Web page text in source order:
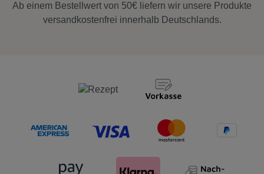
Ab einem Bestellwert von 50€ liefern wir unsere Produkte
versandkostenfrei innerhalb Deutschlands.